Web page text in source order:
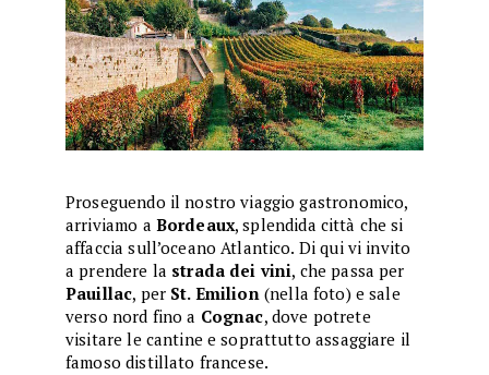
Proseguendo il nostro viaggio gastronomico,
arriviamo a Bordeaux, splendida città che si
affaccia sull’oceano Atlantico. Di qui vi invito
a prendere la strada dei vini, che passa per
Pauillac, per St. Emilion(nella foto) e sale
verso nord fino a Cognac, dove potrete
visitare le cantine e soprattutto assaggiare il
famoso distillato francese.